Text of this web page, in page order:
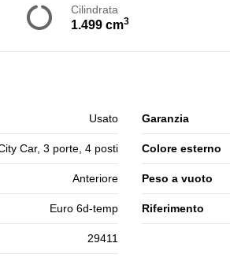
Cilindrata
1.499 cm3
Usato Garanzia
Car, 3 porte, 4 posti Colore esterno
Anteriore Peso a vuoto
Euro 6d-temp Riferimento
29411